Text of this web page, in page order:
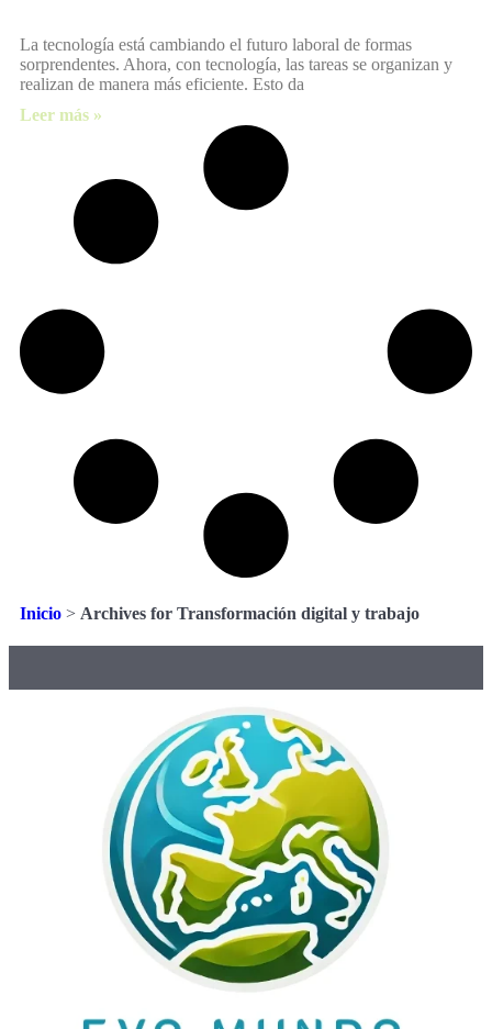
La tecnología está cambiando el futuro laboral de formas
sorprendentes. Ahora, con tecnología, las tareas se organizan y
realizan de manera más eficiente. Esto da
Leer más »
Inicio > Archives for Transformación digital y trabajo